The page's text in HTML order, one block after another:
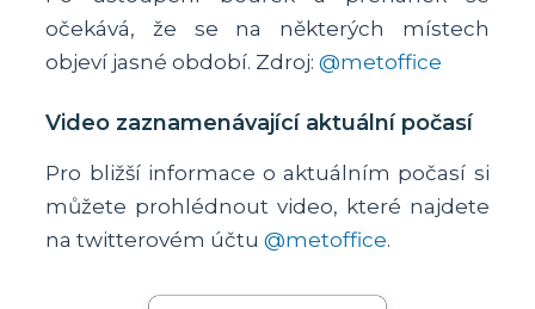
očekává, že se na některých místech
objeví jasné období. Zdroj:@metoffice
Video zaznamenávající aktuální počasí
Pro bližší informace o aktuálním počasí si
můžete prohlédnout video, které najdete
na twitterovém účtu@metoffice.